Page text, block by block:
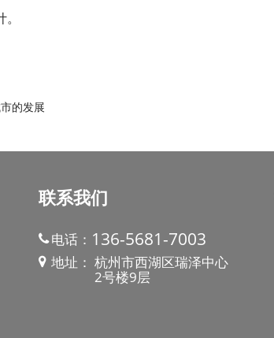
的发展
联系我们
电话： 136-5681-7003
地址： 杭州市西湖区瑞泽中心
2号楼9层